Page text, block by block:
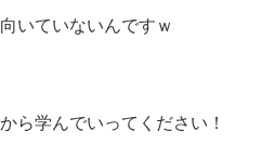
いていないんですｗ
ら学んでいってください！